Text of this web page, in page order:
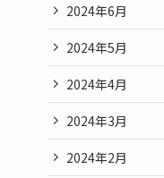
2024年6月
2024年5月
2024年4月
2024年3月
2024年2月